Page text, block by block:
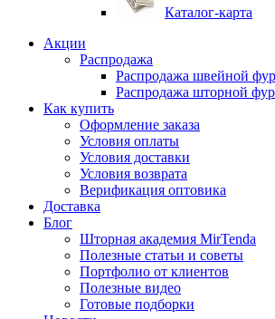
Каталог-карта
Акции
Распродажа
Распродажа швейной
Распродажа шторной
Как купить
Оформление заказа
Условия оплаты
Условия доставки
Условия возврата
Верификация оптовика
Доставка
Блог
Шторная академия MirTenda
Полезные статьи и советы
Портфолио от клиентов
Полезные видео
Готовые подборки